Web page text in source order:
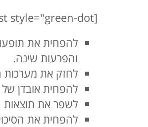
[unordered_list style="green-dot"]
להפחית את
והפרעות שינה.
לחזק את מערכות
להפחית אובדן של
לשפר את
להפחית את